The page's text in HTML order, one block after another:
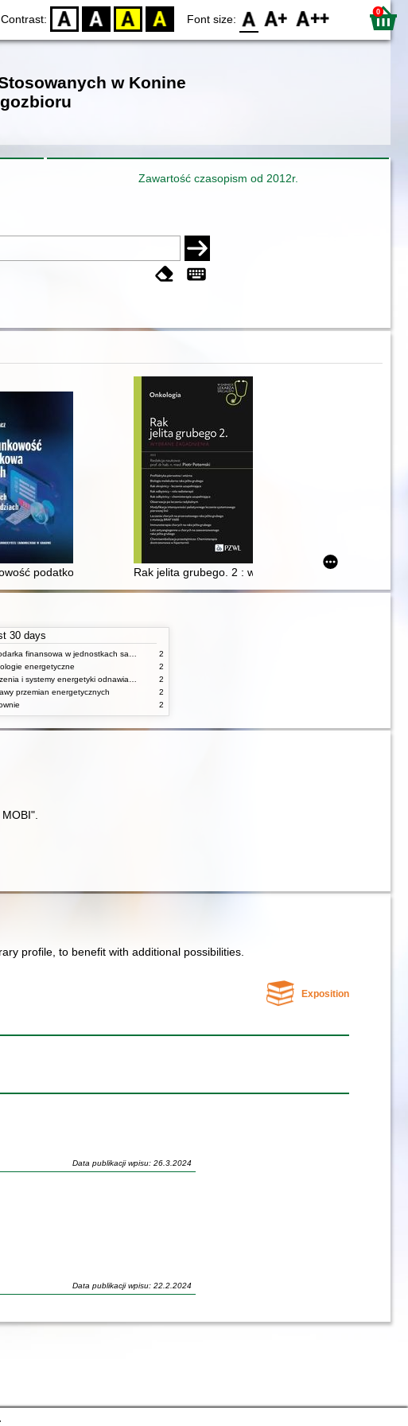
Contrast: D BW YB BY Font size: F0 F1 F2 0
w Konine
Zawartość czasopism od 2012r.
podatkowa małych firm w pytaniach i odpowiedziach
Rak jelita grubego. 2 : wybrane zagadnienia
30 days
2
energetyczne
2
2
przemian energetycznych
2
2
profile, to benefit with additional possibilities.
Exposition
Data publikacji wpisu: 26.3.2024
Data publikacji wpisu: 22.2.2024